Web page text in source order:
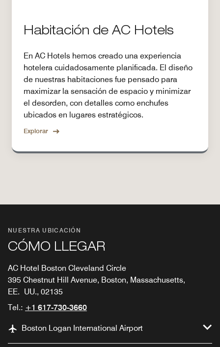
Habitación de AC Hotels
En AC Hotels hemos creado una experiencia
hotelera cuidadosamente planificada. El diseño
de nuestras habitaciones fue pensado para
maximizar la sensación de espacio y minimizar
el desorden, con detalles como enchufes
ubicados en lugares estratégicos.
Explorar
NUESTRA UBICACIÓN
CÓMO LLEGAR
AC Hotel Boston Cleveland Circle
395 Chestnut Hill Avenue, Boston, Massachusetts,
EE. UU., 02135
Tel.: +1 617-730-3660
Boston Logan International Airport